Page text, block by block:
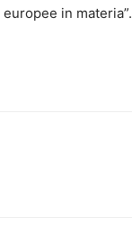
in materia”.